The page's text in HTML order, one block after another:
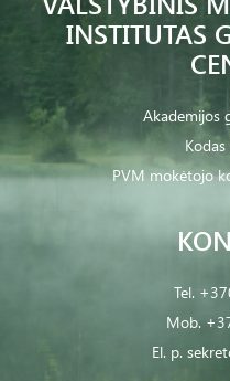
INSTITUTAS
Akademijos
PVM mokėtojo
Tel.
Mob.
El. p.